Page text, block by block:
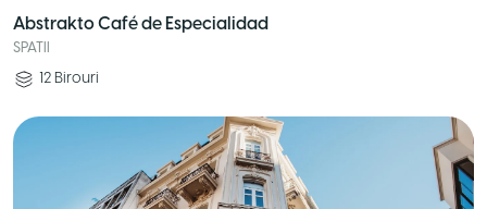
Abstrakto Café de Especialidad
SPATII
12 Birouri